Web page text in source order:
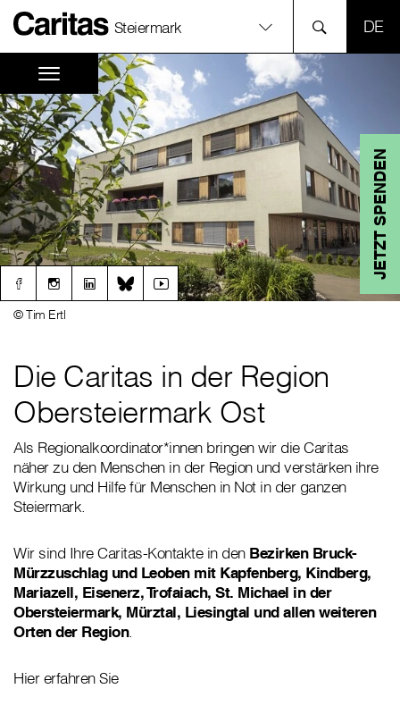
Steiermark
JETZT SPENDEN
Die Caritas in der Region
Obersteiermark Ost
© Tim Ertl
Als Regionalkoordinator*innen bringen wir die Caritas
näher zu den Menschen in der Region und verstärken ihre
Wirkung und Hilfe für Menschen in Not in der ganzen
Steiermark.
Wir sind Ihre Caritas-Kontakte in den Bezirken Bruck-
Mürzzuschlag und Leoben mit Kapfenberg, Kindberg,
Mariazell, Eisenerz, Trofaiach, St. Michael in der
Obersteiermark, Mürztal, Liesingtal und allen weiteren
Orten der Region.
Hier erfahren Sie